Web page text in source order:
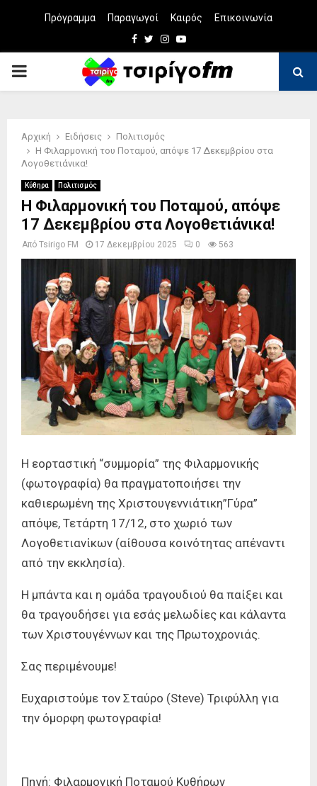
Πρόγραμμα Παραγωγοί Καιρός
Επικοινωνία
Facebook
TwitterInstagram
Youtube
PRIMARY
Αρχική Ειδήσεις
Πολιτισμός
Η Φιλαρμονική του Ποταμού, απόψε 17 Δεκεμβρίου στα
Λογοθετιάνικα!
Κύθηρα Πολιτισμός
Η Φιλαρμονική του Ποταμού, απόψε
17 Δεκεμβρίου στα Λογοθετιάνικα!
Από Tsirigo FM 17 Δεκεμβρίου 2025 0 563
Η εορταστική “συμμορία” της Φιλαρμονικής
(φωτογραφία) θα πραγματοποιήσει την
καθιερωμένη της Χριστουγεννιάτικη”Γύρα”
απόψε, Τετάρτη 17/12, στο χωριό των
Λογοθετιανίκων (αίθουσα κοινότητας απέναντι
από την εκκλησία).
Η μπάντα και η ομάδα τραγουδιού θα παίξει και
θα τραγουδήσει για εσάς μελωδίες και κάλαντα
των Χριστουγέννων και της Πρωτοχρονιάς.
Σας περιμένουμε!
Ευχαριστούμε τον Σταύρο (Steve) Τριφύλλη για
την όμορφη φωτογραφία!
Πηγή: Φιλαρμονική Ποταμού Κυθήρων